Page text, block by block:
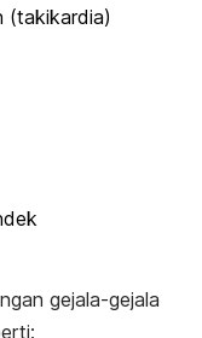
(takikardia)
gejala-gejala